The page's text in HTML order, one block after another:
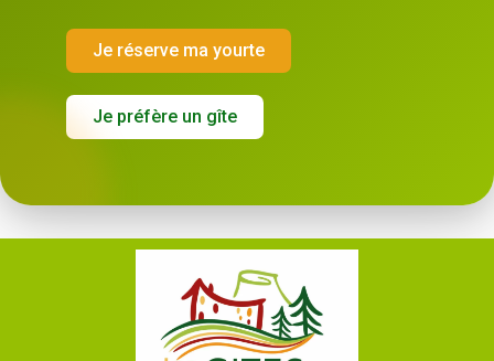
Je réserve ma yourte
Je préfère un gîte